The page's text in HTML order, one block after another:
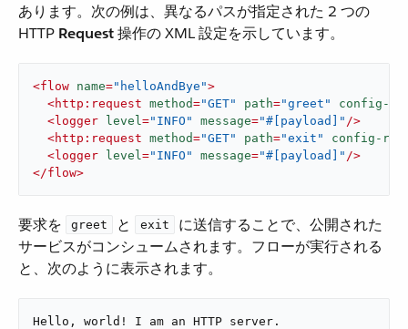
あります。次の例は、異なるパスが指定された 2 つの
HTTP ​ Request​ 操作の XML 設定を示しています。
<flow name="helloAndBye">
<http:request method="GET" path="greet"
config-
<logger level="INFO" message="#[payload]" />
<http:request method="GET" path="exit" config-ref
<logger level="INFO" message="#[payload]" />
</flow>
要求を ​ greet ​ と ​ exit
​ に送信することで、公開された
サービスがコンシュームされます。フローが実行される
と、次のように表示されます。
Hello, world! I am an HTTP server.